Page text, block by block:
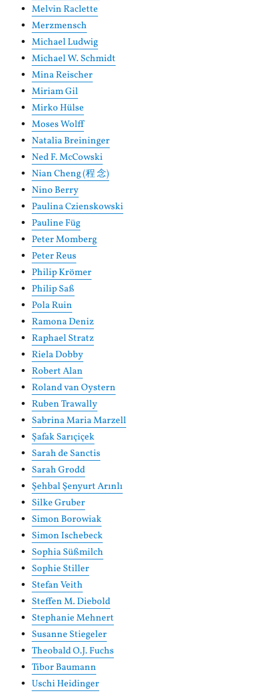
Melvin Raclette
Merzmensch
Michael Ludwig
Michael W. Schmidt
Mina Reischer
Miriam Gil
Mirko Hülse
Moses Wolff
Natalia Breininger
Ned F. McCowski
Nian Cheng (程 念)
Nino Berry
Paulina Czienskowski
Pauline Füg
Peter Momberg
Peter Reus
Philip Krömer
Philip Saß
Pola Ruin
Ramona Deniz
Raphael Stratz
Riela Dobby
Robert Alan
Roland van Oystern
Ruben Trawally
Sabrina Maria Marzell
Şafak Sarıçiçek
Sarah de Sanctis
Sarah Grodd
Şehbal Şenyurt Arınlı
Silke Gruber
Simon Borowiak
Simon Ischebeck
Sophia Süßmilch
Sophie Stiller
Stefan Veith
Steffen M. Diebold
Stephanie Mehnert
Susanne Stiegeler
Theobald O.J. Fuchs
Tibor Baumann
Uschi Heidinger